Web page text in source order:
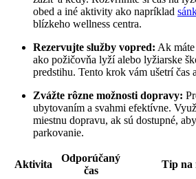
obed a⁣ iné ​aktivity ako ​napríklad
blízkeho⁤ wellness centra.
Rezervujte ⁣služby vopred: Ak
ako požičovňa lyží⁤ alebo ⁤lyžiarske
predstihu. Tento ‌krok vám ušetrí čas
Zvážte rôzne možnosti dopravy:
ubytovaním ⁢a ​svahmi ‍efektívne.
miestnu dopravu, ak sú ‌dostupné,
parkovanie.
Aktivita
Odporúčaný⁣
čas
Tip⁣ na